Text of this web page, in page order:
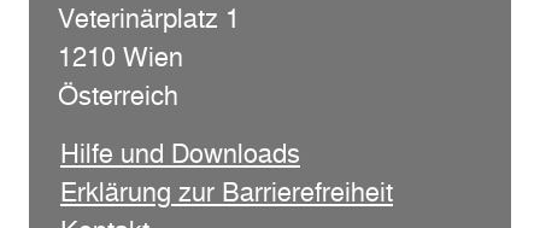
Veterinärplatz 1
1210 Wien
Österreich
Hilfe und Downloads
Erklärung zur Barrierefreiheit